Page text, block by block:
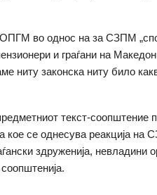
во однос на за СЗПМ
и граѓани на
ниту законска ниту било
текст-соопштение
кое се однесува реакција
здруженија, невладини